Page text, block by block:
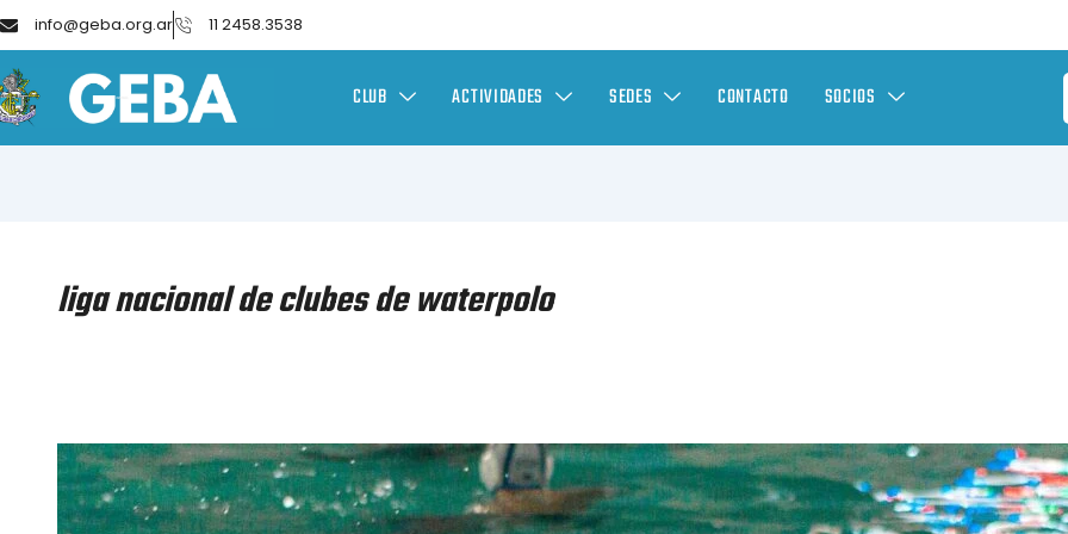
info@geba.org.ar 11 2458.3538
CLUB ACTIVIDADES SEDES CONTACTO SOCIOS
liga nacional de clubes de waterpolo
WATERPOLO
MASCULINO
–